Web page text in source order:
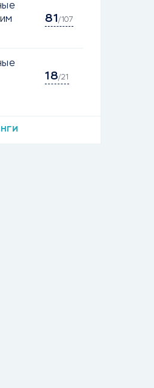
81 /107
18/21